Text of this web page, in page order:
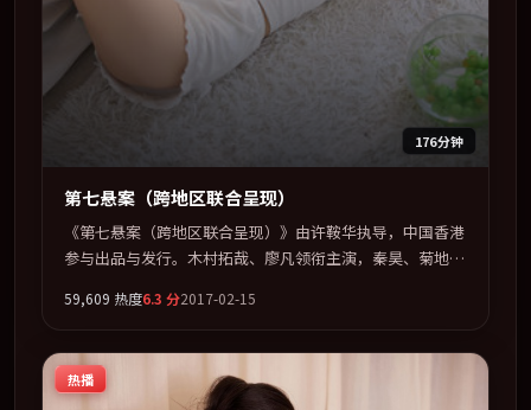
176分钟
第七悬案（跨地区联合呈现）
《第七悬案（跨地区联合呈现）》由许鞍华执导，中国香港
参与出品与发行。木村拓哉、廖凡领衔主演，秦昊、菊地凛
救赎之间反复拉扯。全片以「战争」类型为骨架，在叙事、
流平台同步亮相，2017 年度话题片中口碑稳健，适合喜欢
强情节与人物弧光的观众完整观看。
59,609 热度6.3 分2017-02-15
热播